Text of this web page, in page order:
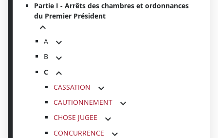
Partie I - Arrêts des chambres et ordonnances
du Premier Président
A
B
C
CASSATION
CAUTIONNEMENT
CHOSE JUGEE
CONCURRENCE